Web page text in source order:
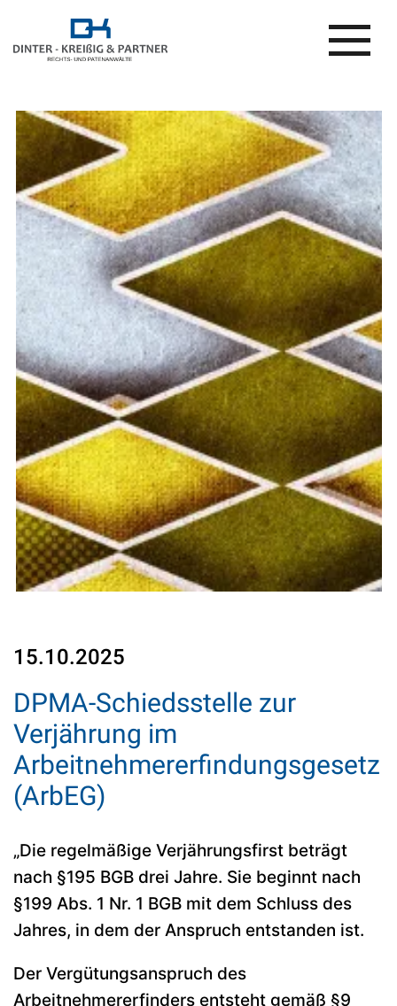
15.10.2025
DPMA-Schiedsstelle zur
Verjährung im
Arbeitnehmererfindungsgesetz
(ArbEG)
„Die regelmäßige Verjährungsfirst beträgt
nach §195 BGB drei Jahre. Sie beginnt nach
§199 Abs. 1 Nr. 1 BGB mit dem Schluss des
Jahres, in dem der Anspruch entstanden ist.
Der Vergütungsanspruch des
Arbeitnehmererfinders entsteht gemäß §9